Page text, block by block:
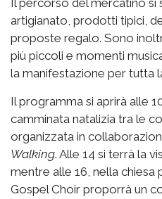
Il percorso del mercatino
artigianato, prodotti tipici,
proposte regalo. Sono
più piccoli e momenti
la manifestazione per tutta
Il programma si aprirà alle
camminata natalizia tra le
organizzata in
Walking. Alle 14 si terrà la
mentre alle 16, nella chiesa
Gospel Choir proporrà un